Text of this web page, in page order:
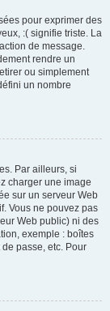
pour exprimer des
:( signifie triste. La
de message.
rendre un
ou simplement
un nombre
Par ailleurs, si
charger une image
sur un serveur Web
Vous ne pouvez pas
Web public) ni des
exemple : boîtes
passe, etc. Pour